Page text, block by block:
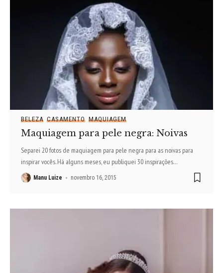
BELEZA CASAMENTO MAQUIAGEM
Maquiagem para pele negra: Noivas
Separei 20 fotos de maquiagem para pele negra para as noivas para
inspirar vocês. Há alguns meses, eu publiquei 30 inspirações…
Manu Luize novembro 16, 2015